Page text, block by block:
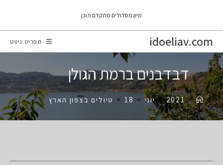
content
מיון מסלולים מתקדם תוכן
idoeliav.com תפריט ניווט
דבדבנים ברמת הגולן
>
2021
> יוני >
18
> טיולים בצפון הארץ